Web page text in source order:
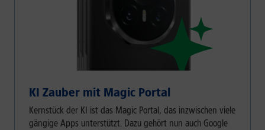
KI Zauber mit Magic Portal
Kernstück der KI ist das Magic Portal, das inzwischen viele
gängige Apps unterstützt. Dazu gehört nun auch Google